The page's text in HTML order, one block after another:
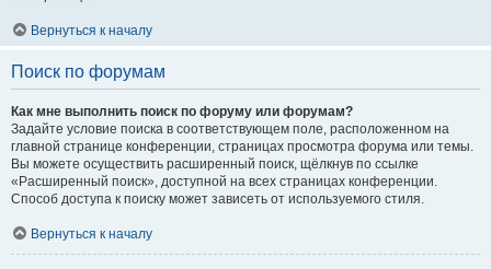
Вернуться к началу
Поиск по форумам
Как мне выполнить поиск по форуму или форумам?
Задайте условие поиска в соответствующем поле, расположенном на
главной странице конференции, страницах просмотра форума или темы.
Вы можете осуществить расширенный поиск, щёлкнув по ссылке
«Расширенный поиск», доступной на всех страницах конференции.
Способ доступа к поиску может зависеть от используемого стиля.
Вернуться к началу